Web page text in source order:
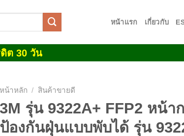
หน้าแรก เกี่ยวกับ
ต 30 วัน
หน้าหลัก / สินค้าขายดี
3M รุ่น 9322A+ FFP2 หน้า
ป้องกันฝุ่นแบบพับได้ รุ่น